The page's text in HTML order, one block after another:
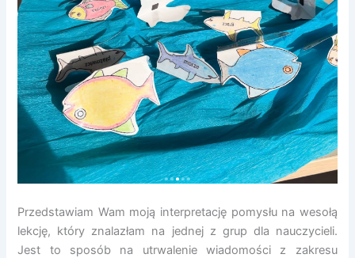
Przedstawiam Wam moją interpretację pomysłu na wesołą
lekcję, który znalazłam na jednej z grup dla nauczycieli.
Jest to sposób na utrwalenie wiadomości z zakresu